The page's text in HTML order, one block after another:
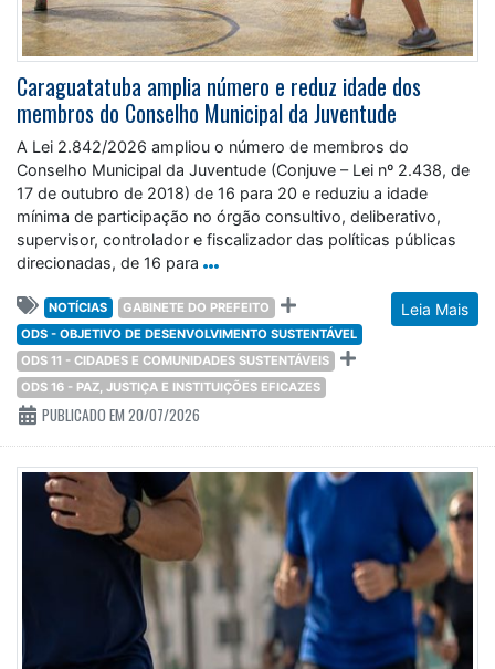
Caraguatatuba amplia número e reduz idade dos
membros do Conselho Municipal da Juventude
A Lei 2.842/2026 ampliou o número de membros do
Conselho Municipal da Juventude (Conjuve – Lei nº 2.438, de
17 de outubro de 2018) de 16 para 20 e reduziu a idade
mínima de participação no órgão consultivo, deliberativo,
supervisor, controlador e fiscalizador das políticas públicas
direcionadas, de 16 para
Leia Mais
NOTÍCIAS
GABINETE DO PREFEITO
ODS - OBJETIVO DE DESENVOLVIMENTO SUSTENTÁVEL
ODS 11 - CIDADES E COMUNIDADES SUSTENTÁVEIS
ODS 16 - PAZ, JUSTIÇA E INSTITUIÇÕES EFICAZES
PUBLICADO EM 20/07/2026